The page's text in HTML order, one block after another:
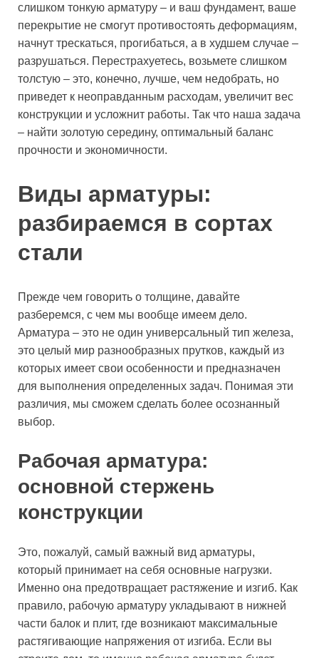
слишком тонкую арматуру – и ваш фундамент, ваше
перекрытие не смогут противостоять деформациям,
начнут трескаться, прогибаться, а в худшем случае –
разрушаться. Перестрахуетесь, возьмете слишком
толстую – это, конечно, лучше, чем недобрать, но
приведет к неоправданным расходам, увеличит вес
конструкции и усложнит работы. Так что наша задача
– найти золотую середину, оптимальный баланс
прочности и экономичности.
Виды арматуры:
разбираемся в сортах
стали
Прежде чем говорить о толщине, давайте
разберемся, с чем мы вообще имеем дело.
Арматура – это не один универсальный тип железа,
это целый мир разнообразных прутков, каждый из
которых имеет свои особенности и предназначен
для выполнения определенных задач. Понимая эти
различия, мы сможем сделать более осознанный
выбор.
Рабочая арматура:
основной стержень
конструкции
Это, пожалуй, самый важный вид арматуры,
который принимает на себя основные нагрузки.
Именно она предотвращает растяжение и изгиб. Как
правило, рабочую арматуру укладывают в нижней
части балок и плит, где возникают максимальные
растягивающие напряжения от изгиба. Если вы